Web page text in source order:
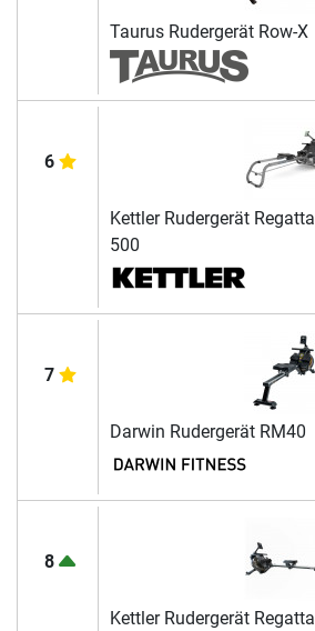
Taurus Rudergerät Row-X
6
Kettler Rudergerät Regatta
500
7
Darwin Rudergerät RM40
8
Kettler Rudergerät Regatta